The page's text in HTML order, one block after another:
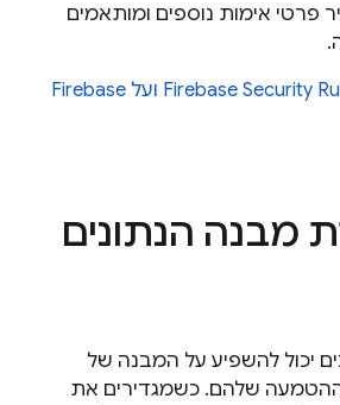
פרטי אימות נוספים ומותאמים
Firebase Security ועל Firebase
מבנה הנתונים
יכול להשפיע על המבנה של
ההטמעה שלהם. כשמגדירים את